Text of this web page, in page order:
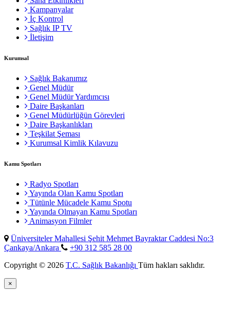
Kampanyalar
İç Kontrol
Sağlık IP TV
İletişim
Kurumsal
Sağlık Bakanımız
Genel Müdür
Genel Müdür Yardımcısı
Daire Başkanları
Genel Müdürlüğün Görevleri
Daire Başkanlıkları
Teşkilat Şeması
Kurumsal Kimlik Kılavuzu
Kamu Spotları
Radyo Spotları
Yayında Olan Kamu Spotları
Tütünle Mücadele Kamu Spotu
Yayında Olmayan Kamu Spotları
Animasyon Filmler
Üniversiteler Mahallesi Şehit Mehmet Bayraktar Caddesi No:3
Çankaya/Ankara
+90 312 585 28 00
Copyright © 2026 T.C. Sağlık Bakanlığı Tüm hakları saklıdır.
×